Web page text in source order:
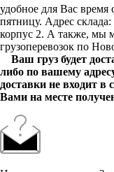
удобное для Вас время
пятницу. Адрес
корпус 2. А также, мы
грузоперевозок по
Ваш груз будет
либо по вашему
доставки не входит в
Вами на месте